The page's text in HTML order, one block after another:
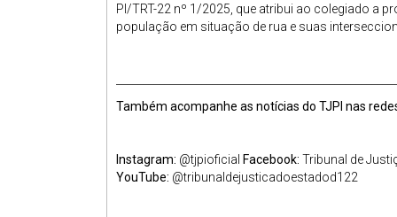
PI/TRT-22 nº 1/2025, que atribui ao colegiado a
população em situação de rua e suas
Também acompanhe as notícias do TJPI nas
Instagram: @tjpioficial Facebook: Tribunal de
YouTube: @tribunaldejusticadoestadod122